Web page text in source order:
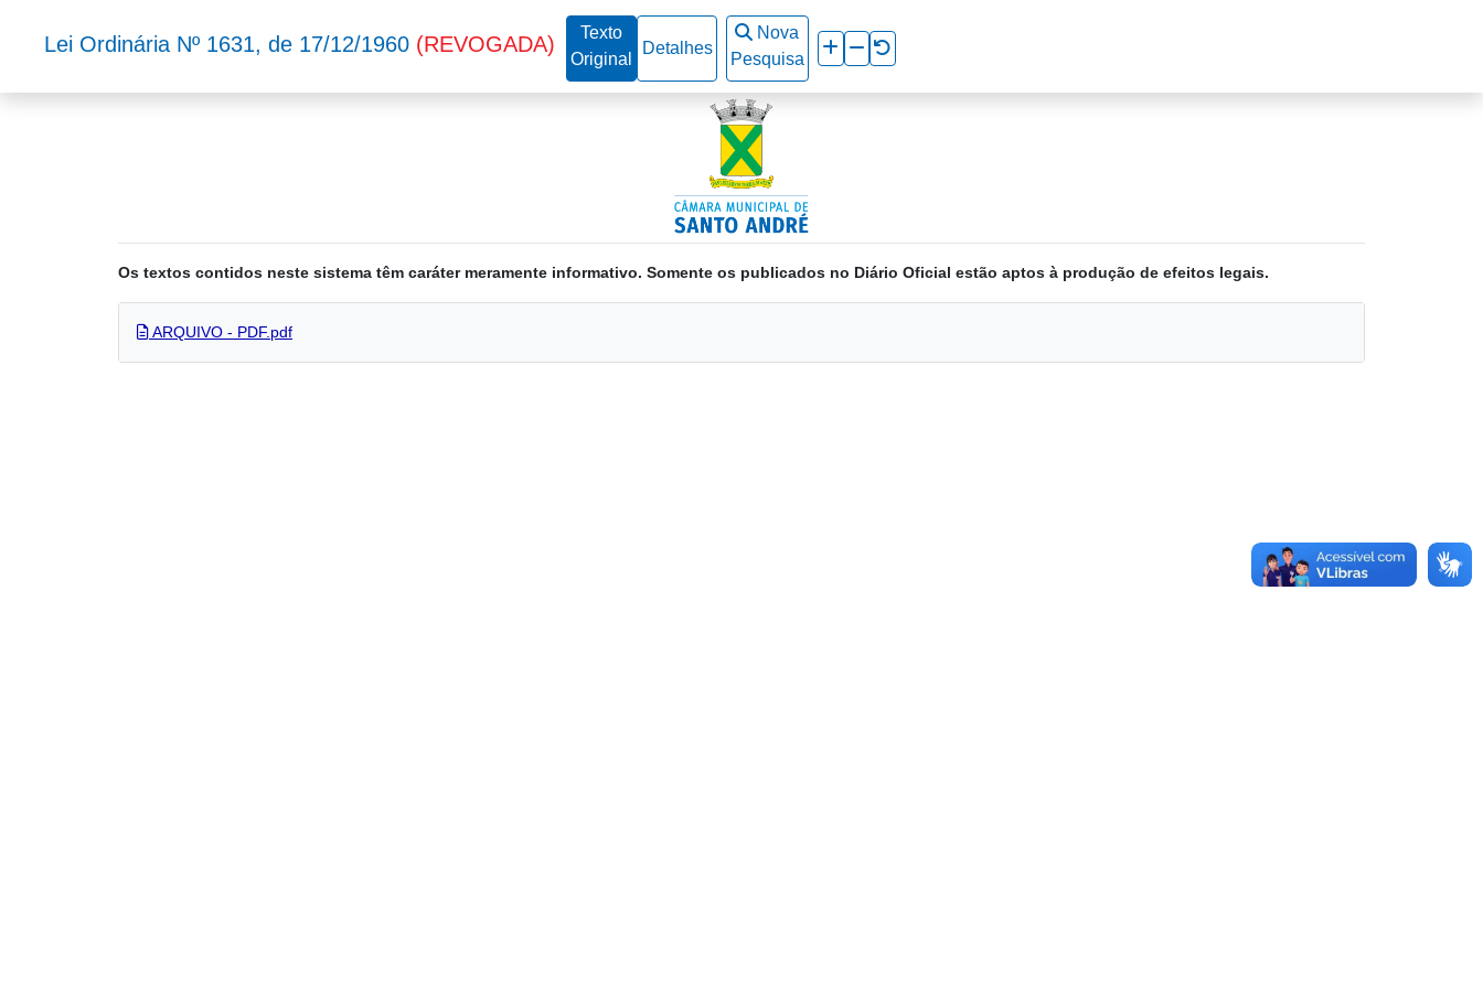
Os textos contidos neste sistema têm caráter meramente informativo. Somente os publicados no Diário Oficial estão aptos à produção de efeitos legais.
Lei Ordinária Nº 1631, de 17/12/1960 (REVOGADA)
Texto
Original
Detalhes
Nova
Pesquisa
ARQUIVO - PDF.pdf